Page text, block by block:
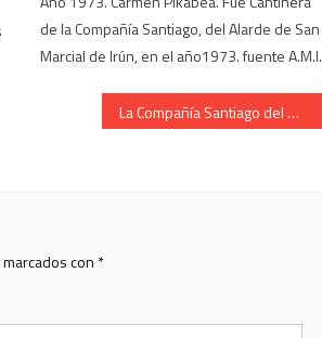
de la Compañía Santiago, del Alarde de San
Marcial de Irún, en el año1973. fuente A.M.I.
La Compañía Santiago del Alarde de Irun, subiendo la calle Iglesia
con *